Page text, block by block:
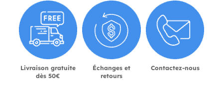
Livraison gratuite
dès 50€
Échanges et
retours
Contactez-nous